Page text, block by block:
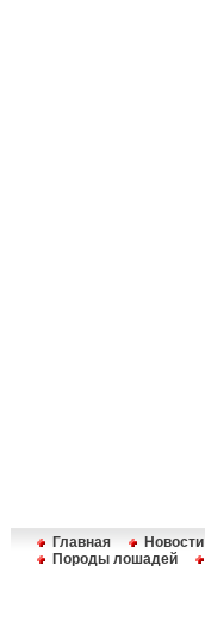
Главная
Новости
Породы лошадей